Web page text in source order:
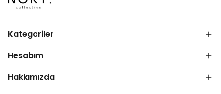
Kategoriler
Hesabım
Hakkımızda